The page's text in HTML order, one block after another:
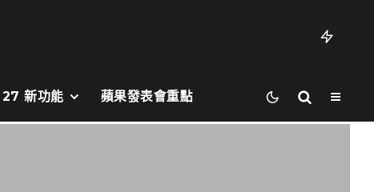
新功能 蘋果發表會重點